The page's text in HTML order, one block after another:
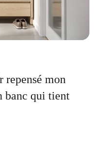
repensé mon
banc qui tient